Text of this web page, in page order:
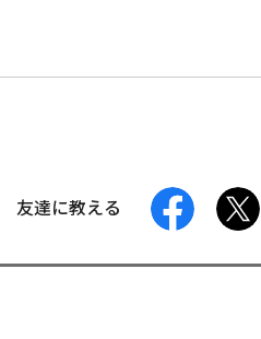
友達に教える facebook